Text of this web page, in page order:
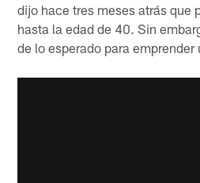
dijo hace tres meses atrás que
hasta la edad de 40. Sin
de lo esperado para emprender